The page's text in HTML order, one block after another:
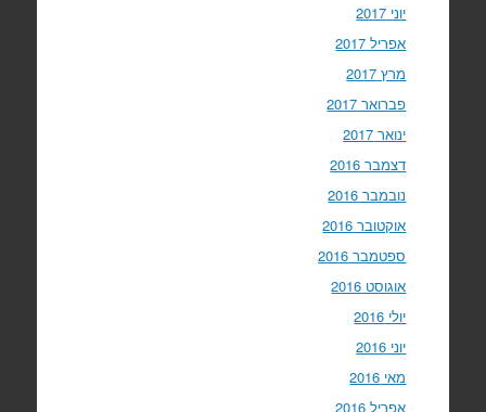
יוני 2017
אפריל 2017
מרץ 2017
פברואר 2017
ינואר 2017
דצמבר 2016
נובמבר 2016
אוקטובר 2016
ספטמבר 2016
אוגוסט 2016
יולי 2016
יוני 2016
מאי 2016
אפריל 2016